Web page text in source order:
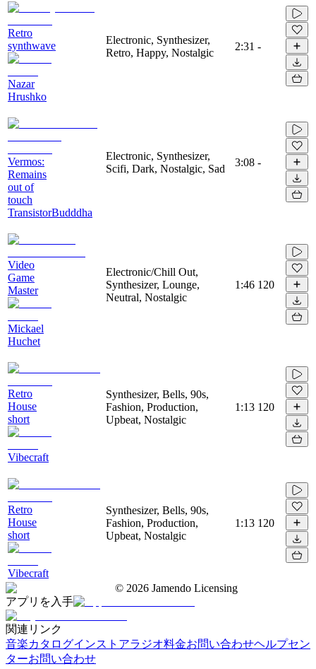
Retro
synthwave
Nazar
Hrushko
Electronic, Synthesizer,
Retro, Happy, Nostalgic
2:31 -
Vermos:
Remains
out of
touch
TransistorBudddha
Electronic, Synthesizer,
Scifi, Dark, Nostalgic, Sad
3:08 -
Video
Game
Master
Mickael
Huchet
Electronic/Chill Out,
Synthesizer, Lounge,
Neutral, Nostalgic
1:46 120
Retro
House
short
Vibecraft
Synthesizer, Bells, 90s,
Fashion, Production,
Upbeat, Nostalgic
1:13 120
Retro
House
short
Vibecraft
Synthesizer, Bells, 90s,
Fashion, Production,
Upbeat, Nostalgic
1:13 120
© 2026 Jamendo Licensing
アプリを入手
関連リンク
音楽カタログインストアラジオ料金お問い合わせヘルプセン
ターお問い合わせ